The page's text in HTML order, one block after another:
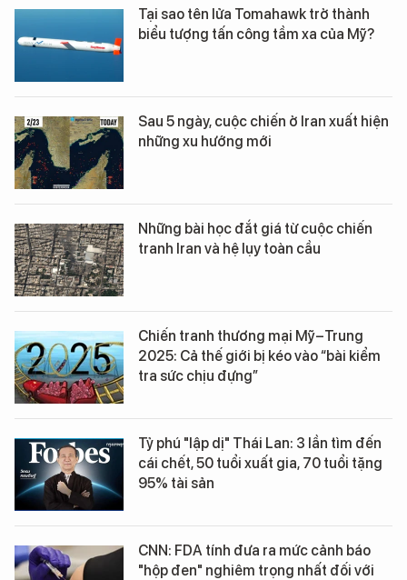
Tại sao tên lửa Tomahawk trở thành
biểu tượng tấn công tầm xa của Mỹ?
Sau 5 ngày, cuộc chiến ở Iran xuất hiện
những xu hướng mới
Những bài học đắt giá từ cuộc chiến
tranh Iran và hệ lụy toàn cầu
Chiến tranh thương mại Mỹ–Trung
2025: Cả thế giới bị kéo vào “bài kiểm
tra sức chịu đựng”
Tỷ phú "lập dị" Thái Lan: 3 lần tìm đến
cái chết, 50 tuổi xuất gia, 70 tuổi tặng
95% tài sản
CNN: FDA tính đưa ra mức cảnh báo
"hộp đen" nghiêm trọng nhất đối với